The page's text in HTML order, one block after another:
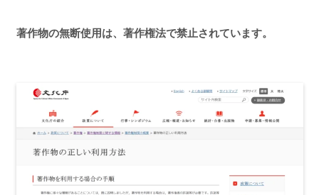
著作物の無断使用は、著作権法で禁止されています。